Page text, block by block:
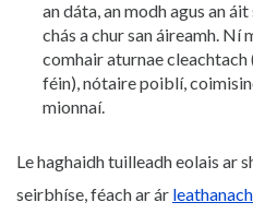
an dáta, an modh agus an
chás a chur san áireamh. Ní
comhair aturnae
féin), nótaire poiblí,
mionnaí.
Le haghaidh tuilleadh eolais ar
seirbhíse, féach ar ár